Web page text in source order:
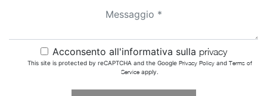
Acconsento all'informativa sulla privacy
This site is protected by reCAPTCHA and the Google Privacy Policyand Terms of
Serviceapply.